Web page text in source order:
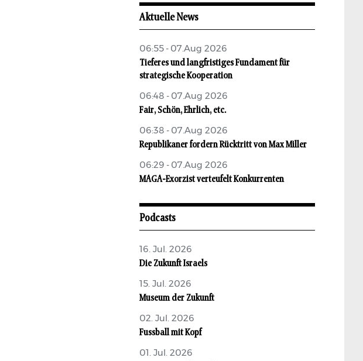
Aktuelle News
06:55 - 07.Aug 2026
Tieferes und langfristiges Fundament für
strategische Kooperation
06:48 - 07.Aug 2026
Fair, Schön, Ehrlich, etc.
06:38 - 07.Aug 2026
Republikaner fordern Rücktritt von Max Miller
06:29 - 07.Aug 2026
MAGA-Exorzist verteufelt Konkurrenten
Podcasts
16. Jul. 2026
Die Zukunft Israels
15. Jul. 2026
Museum der Zukunft
02. Jul. 2026
Fussball mit Kopf
01. Jul. 2026